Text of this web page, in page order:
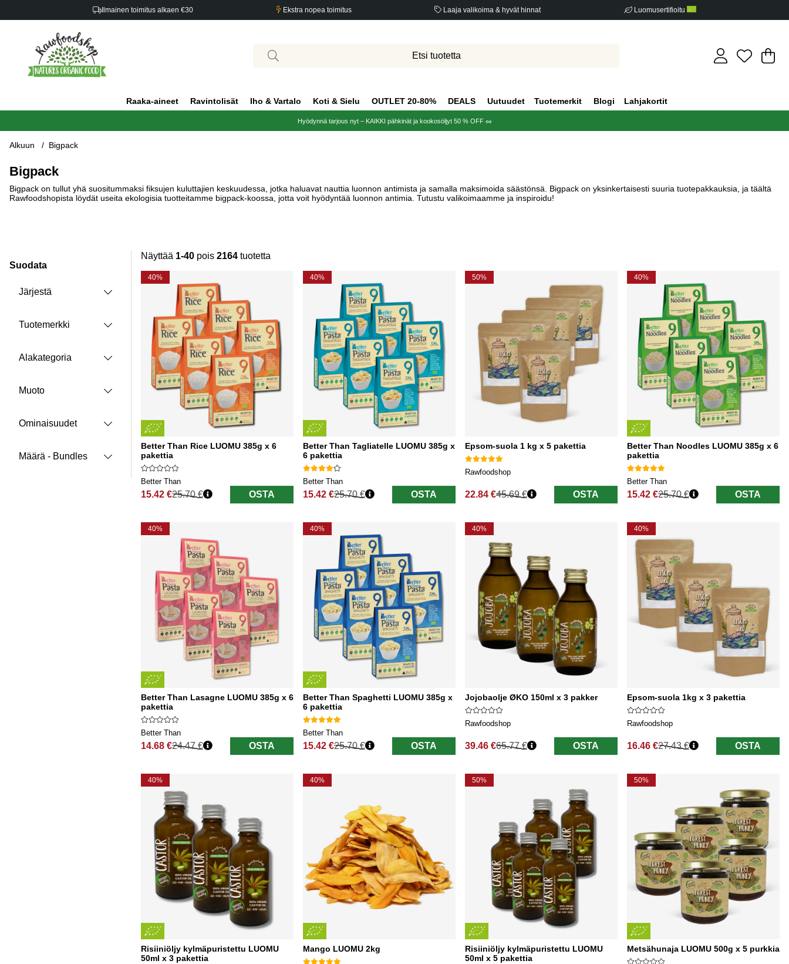
Ilmainen toimitus alkaen €30 Ekstra nopea toimitus Laaja valikoima & hyvät hinnat Luomusertifioitu
.
Raaka-aineet Ravintolisät Iho & Vartalo Koti & Sielu OUTLET 20-80% DEALS Uutuudet Tuotemerkit Blogi Lahjakortit
Hyödynnä tarjous nyt – KAIKKI pähkinät ja kookosöljyt 50 % OFF 🥜
Alkuun Bigpack
Bigpack
Bigpack on tullut yhä suositummaksi fiksujen kuluttajien keskuudessa, jotka haluavat nauttia luonnon antimista ja samalla maksimoida säästönsä. Bigpack on yksinkertaisesti suuria tuotepakkauksia, ja täältä
Rawfoodshopista löydät useita ekologisia tuotteitamme bigpack-koossa, jotta voit hyödyntää luonnon antimia. Tutustu valikoimaamme ja inspiroidu!
Suodata
Järjestä
Tuotemerkki
Alakategoria
Muoto
Ominaisuudet
Määrä - Bundles
Näyttää 1-40 pois 2164 tuotetta
Tuotteet
40%
Better Than Rice LUOMU 385g x 6
pakettia
Better Than
15.42 €
Normaali hinta
25.70 € OSTA
40%
Better Than Tagliatelle LUOMU 385g x
6 pakettia
Better Than
15.42 €
Normaali hinta
25.70 € OSTA
50%
Epsom-suola 1 kg x 5 pakettia
Rawfoodshop
22.84 €
Normaali hinta
45.69 € OSTA
40%
Better Than Noodles LUOMU 385g x 6
pakettia
Better Than
15.42 €
Normaali hinta
25.70 € OSTA
40%
Better Than Lasagne LUOMU 385g x 6
pakettia
Better Than
14.68 €
Normaali hinta
24.47 € OSTA
40%
Better Than Spaghetti LUOMU 385g x
6 pakettia
Better Than
15.42 €
Normaali hinta
25.70 € OSTA
40%
Jojobaolje ØKO 150ml x 3 pakker
Rawfoodshop
39.46 €
Normaali hinta
65.77 € OSTA
40%
Epsom-suola 1kg x 3 pakettia
Rawfoodshop
16.46 €
Normaali hinta
27.43 € OSTA
40%
Risiiniöljy kylmäpuristettu LUOMU
50ml x 3 pakettia
40%
Mango LUOMU 2kg
50%
Risiiniöljy kylmäpuristettu LUOMU
50ml x 5 pakettia
50%
Metsähunaja LUOMU 500g x 5 purkkia